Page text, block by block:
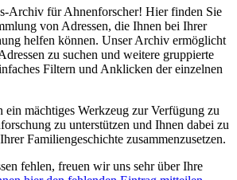
Archiv für Ahnenforscher! Hier finden Sie
von Adressen, die Ihnen bei Ihrer
helfen können. Unser Archiv ermöglicht
zu suchen und weitere gruppierte
Filtern und Anklicken der einzelnen
ein mächtiges Werkzeug zur Verfügung zu
zu unterstützen und Ihnen dabei zu
Familiengeschichte zusammenzusetzen.
fehlen, freuen wir uns sehr über Ihre